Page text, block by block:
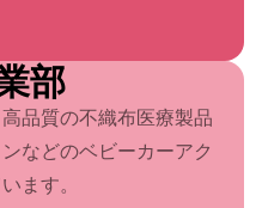
部
品質の不織布医療製品
などのベビーカーアク
ます。